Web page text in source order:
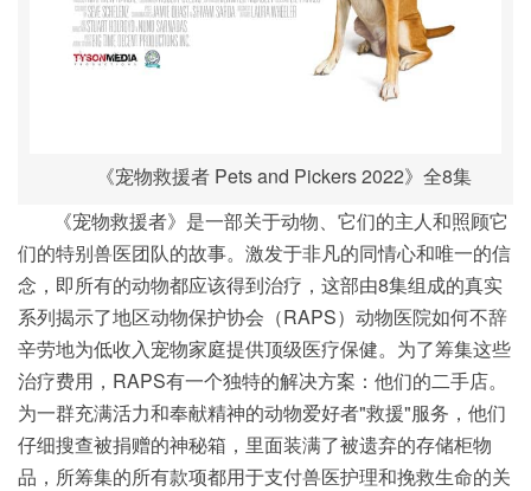
《宠物救援者 Pets and Pickers 2022》全8集
《宠物救援者》是一部关于动物、它们的主人和照顾它
们的特别兽医团队的故事。激发于非凡的同情心和唯一的信
念，即所有的动物都应该得到治疗，这部由8集组成的真实
系列揭示了地区动物保护协会（RAPS）动物医院如何不辞
辛劳地为低收入宠物家庭提供顶级医疗保健。为了筹集这些
治疗费用，RAPS有一个独特的解决方案：他们的二手店。
为一群充满活力和奉献精神的动物爱好者"救援"服务，他们
仔细搜查被捐赠的神秘箱，里面装满了被遗弃的存储柜物
品，所筹集的所有款项都用于支付兽医护理和挽救生命的关